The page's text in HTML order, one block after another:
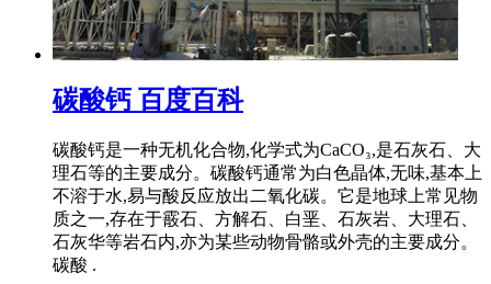
碳酸钙 百度百科
碳酸钙是一种无机化合物,化学式为CaCO₃,是石灰石、大
理石等的主要成分。碳酸钙通常为白色晶体,无味,基本上
不溶于水,易与酸反应放出二氧化碳。它是地球上常见物
质之一,存在于霰石、方解石、白垩、石灰岩、大理石、
石灰华等岩石内,亦为某些动物骨骼或外壳的主要成分。
碳酸 .